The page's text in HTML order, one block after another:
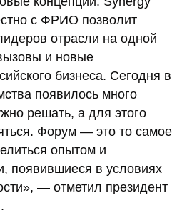
с ФРИО позволит
отрасли на одной
и новые
бизнеса. Сегодня в
появилось много
решать, а для этого
Форум ― это то самое
опытом и
появившиеся в условиях
― отметил президент